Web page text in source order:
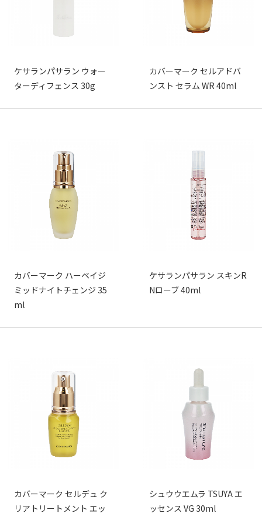
ケサランパサラン ウォー
ターディフェンス 30g
カバーマーク セルアドバ
ンスト セラム WR 40ml
カバーマーク ハーベイジ
ミッドナイトチェンジ 35
ml
ケサランパサラン スキンR
Nローブ 40ml
カバーマーク セルデュ ク
リアトリートメント エッ
シュウウエムラ TSUYA エ
ッセンス VG 30ml